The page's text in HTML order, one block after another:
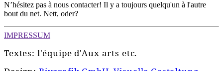
N’hésitez pas à nous contacter! Il y a toujours quelqu'un à l'autre
bout du net. Nett, oder?
IMPRESSUM
Textes: l'équipe d'Aux arts etc.